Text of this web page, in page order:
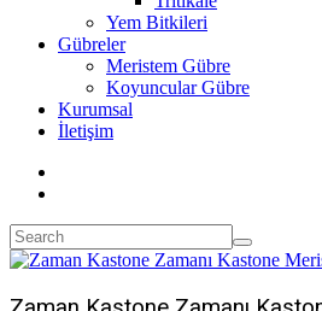
Yem Bitkileri
Gübreler
Meristem Gübre
Koyuncular Gübre
Kurumsal
İletişim